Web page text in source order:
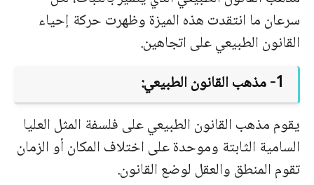
سرعان ما انتقدت هذه الميزة وظهرت حركة إحياء
القانون الطبيعي على اتجاهين.
1- مذهب القانون الطبيعي:
يقوم مذهب القانون الطبيعي على فلسفة المثل العليا
السامية الثابتة وموحدة على اختلاف المكان أو الزمان
تقوم المنطق والعقل لوضع القانون.